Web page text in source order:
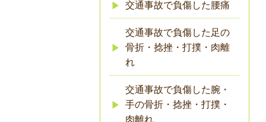
交通事故で負傷した腰痛
交通事故で負傷した足の
骨折・捻挫・打撲・肉離
れ
交通事故で負傷した腕・
手の骨折・捻挫・打撲・
肉離れ